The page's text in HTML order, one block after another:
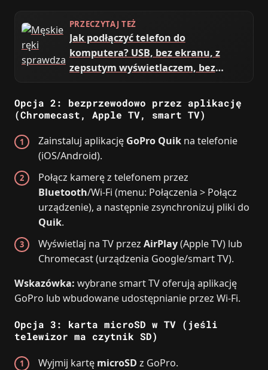
PRZECZYTAJ TEŻ
Jak podłączyć telefon do
komputera? USB, bez ekranu, z
zepsutym wyświetlaczem, bez
Opcja 2: bezprzewodowo przez aplikację
(Chromecast, Apple TV, smart TV)
Zainstaluj aplikację GoPro Quik na telefonie
(iOS/Android).
Połącz kamerę z telefonem przez
Bluetooth/Wi‑Fi (menu: Połączenia > Połącz
urządzenie), a następnie zsynchronizuj pliki do
Quik.
Wyświetlaj na TV przezAirPlay(Apple TV) lub
Chromecast (urządzenia Google/smart TV).
Wskazówka: wybrane smart TV oferują aplikację
GoPro lub wbudowane udostępnianie przez Wi‑Fi.
Opcja 3: karta microSD w TV (jeśli
telewizor ma czytnik SD)
Wyjmij kartę microSD z GoPro.